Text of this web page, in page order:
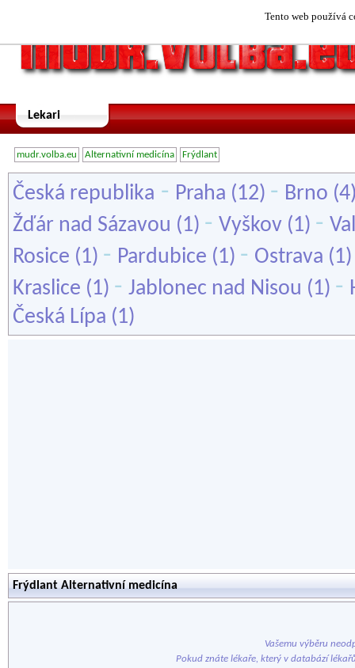
Tento web používá
Lekari
mudr.volba.eu Alternativní medicína Frýdlant
Česká republika - Praha (12) - Brno
Žďár nad Sázavou (1) - Vyškov (1) -
Rosice (1) - Pardubice (1) - Ostrava
Kraslice (1) - Jablonec nad Nisou (1) -
Česká Lípa (1)
Frýdlant Alternativní medicína
Vašemu výběru
Pokud znáte lékaře, který v databází